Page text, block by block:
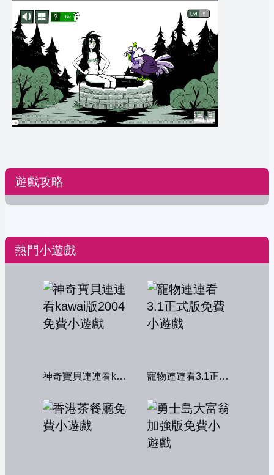
遊戲攻略
熱門小遊戲
神奇寶貝連連看kawai版2004 寵物連連看3.1正式版